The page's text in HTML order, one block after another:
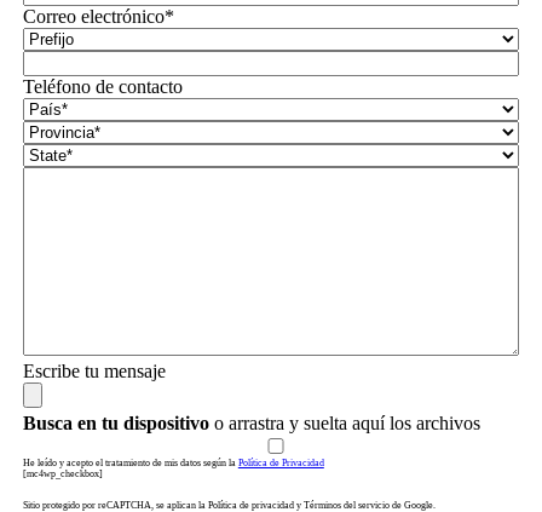
Correo electrónico*
Teléfono de contacto
Escribe tu mensaje
Busca en tu dispositivoo arrastra y suelta aquí los archivos
He leído y acepto el tratamiento de mis datos según la Política de Privacidad
[mc4wp_checkbox]
Sitio protegido por reCAPTCHA, se aplican la Política de privacidad y Términos del servicio de Google.